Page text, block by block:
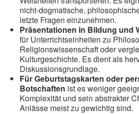
nicht-dogmatische,
letzte Fragen einzunehmen.
Präsentationen in Bildung und
für Unterrichtseinheiten zu
Religionswissenschaft oder
Kulturgeschichte. Es dient als
Diskussionsgrundlage.
Für Geburtstagskarten oder
Botschaften ist es weniger
Komplexität und sein abstrakter
Anlässe meist zu gewichtig sind.